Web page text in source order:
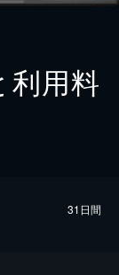
用料
31日間